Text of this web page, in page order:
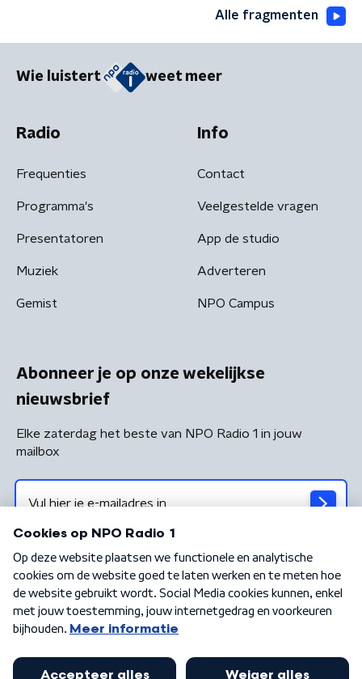
Alle fragmenten
Wie luistert weet meer
Radio
Frequenties
Programma's
Presentatoren
Muziek
Gemist
Info
Contact
Veelgestelde vragen
App de studio
Adverteren
NPO Campus
Abonneer je op onze wekelijkse
nieuwsbrief
Elke zaterdag het beste van NPO Radio 1 in jouw
mailbox
Algemene voorwaarden